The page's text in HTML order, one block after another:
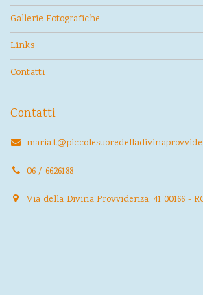
Gallerie Fotografiche
Links
Contatti
Contatti
06 / 6626188
Via della Divina Provvidenza, 41 00166 -